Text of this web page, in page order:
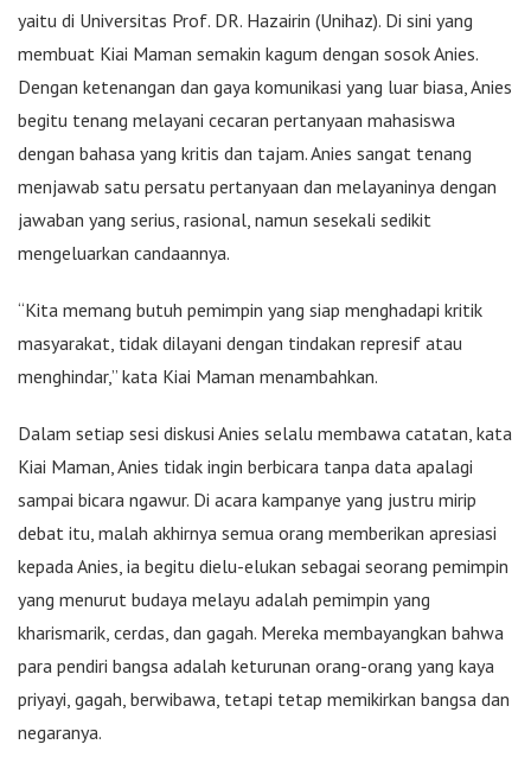
yaitu di Universitas Prof. DR. Hazairin (Unihaz). Di sini yang
membuat Kiai Maman semakin kagum dengan sosok Anies.
Dengan ketenangan dan gaya komunikasi yang luar biasa, Anies
begitu tenang melayani cecaran pertanyaan mahasiswa
dengan bahasa yang kritis dan tajam. Anies sangat tenang
menjawab satu persatu pertanyaan dan melayaninya dengan
jawaban yang serius, rasional, namun sesekali sedikit
mengeluarkan candaannya.
“Kita memang butuh pemimpin yang siap menghadapi kritik
masyarakat, tidak dilayani dengan tindakan represif atau
menghindar,” kata Kiai Maman menambahkan.
Dalam setiap sesi diskusi Anies selalu membawa catatan, kata
Kiai Maman, Anies tidak ingin berbicara tanpa data apalagi
sampai bicara ngawur. Di acara kampanye yang justru mirip
debat itu, malah akhirnya semua orang memberikan apresiasi
kepada Anies, ia begitu dielu-elukan sebagai seorang pemimpin
yang menurut budaya melayu adalah pemimpin yang
kharismarik, cerdas, dan gagah. Mereka membayangkan bahwa
para pendiri bangsa adalah keturunan orang-orang yang kaya
priyayi, gagah, berwibawa, tetapi tetap memikirkan bangsa dan
negaranya.